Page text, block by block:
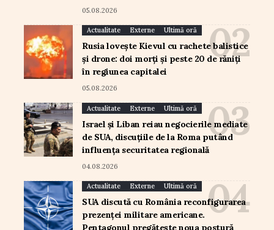
05.08.2026
Actualitate Externe Ultimă oră
Rusia lovește Kievul cu rachete balistice
și drone: doi morți și peste 20 de răniți
în regiunea capitalei
05.08.2026
Actualitate Externe Ultimă oră
Israel și Liban reiau negocierile mediate
de SUA, discuțiile de la Roma putând
influența securitatea regională
04.08.2026
Actualitate Externe Ultimă oră
SUA discută cu România reconfigurarea
prezenței militare americane.